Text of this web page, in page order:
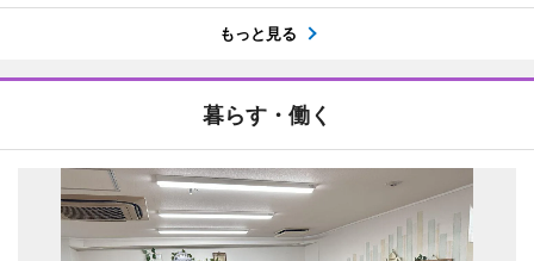
もっと見る
暮らす・働く